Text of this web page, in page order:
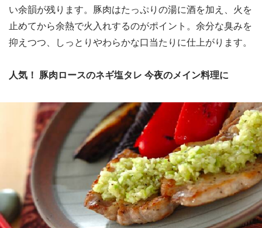
い余韻が残ります。豚肉はたっぷりの湯に酒を加え、火を
止めてから余熱で火入れするのがポイント。余分な臭みを
抑えつつ、しっとりやわらかな口当たりに仕上がります。
人気！ 豚肉ロースのネギ塩タレ 今夜のメイン料理に